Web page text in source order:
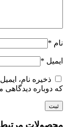
نام *
ایمیل *
ذخیره نام،
که دوباره